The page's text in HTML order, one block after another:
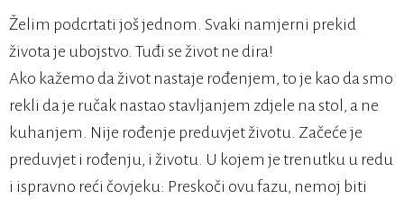
Želim podcrtati još jednom. Svaki namjerni prekid
života je ubojstvo. Tuđi se život ne dira!
Ako kažemo da život nastaje rođenjem, to je kao da smo
rekli da je ručak nastao stavljanjem zdjele na stol, a ne
kuhanjem. Nije rođenje preduvjet životu. Začeće je
preduvjet i rođenju, i životu. U kojem je trenutku u redu
i ispravno reći čovjeku: Preskoči ovu fazu, nemoj biti